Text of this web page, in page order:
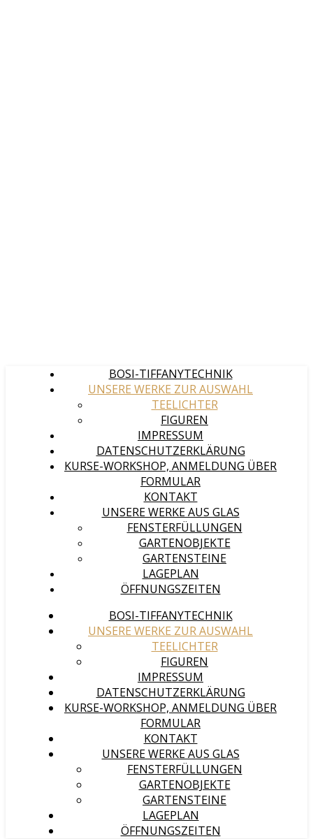
BOSI-TIFFANYTECHNIK
UNSERE WERKE ZUR AUSWAHL
TEELICHTER
FIGUREN
IMPRESSUM
DATENSCHUTZERKLÄRUNG
KURSE-WORKSHOP, ANMELDUNG ÜBER
FORMULAR
KONTAKT
UNSERE WERKE AUS GLAS
FENSTERFÜLLUNGEN
GARTENOBJEKTE
GARTENSTEINE
LAGEPLAN
ÖFFNUNGSZEITEN
BOSI-TIFFANYTECHNIK
UNSERE WERKE ZUR AUSWAHL
TEELICHTER
FIGUREN
IMPRESSUM
DATENSCHUTZERKLÄRUNG
KURSE-WORKSHOP, ANMELDUNG ÜBER
FORMULAR
KONTAKT
UNSERE WERKE AUS GLAS
FENSTERFÜLLUNGEN
GARTENOBJEKTE
GARTENSTEINE
LAGEPLAN
ÖFFNUNGSZEITEN